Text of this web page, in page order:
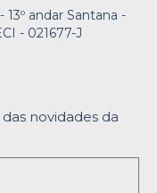
13º andar Santana -
- 021677-J
novidades da